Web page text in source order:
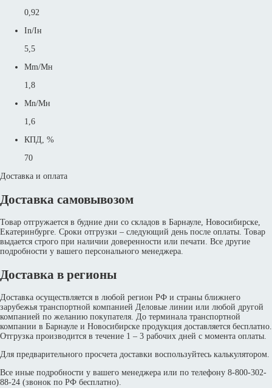
0,92
In/Iн
5,5
Mm/Mн
1,8
Mn/Mн
1,6
КПД, %
70
Доставка и оплата
Доставка самовывозом
Товар отгружается в будние дни со складов в Барнауле, Новосибирске,
Екатеринбурге. Сроки отгрузки – следующий день после оплаты. Товар
выдается строго при наличии доверенности или печати. Все другие
подробности у вашего персонального менеджера.
Доставка в регионы
Доставка осуществляется в любой регион РФ и страны ближнего
зарубежья транспортной компанией Деловые линии или любой другой
компанией по желанию покупателя. До терминала транспортной
компании в Барнауле и Новосибирске продукция доставляется бесплатно.
Отгрузка производится в течение 1 – 3 рабочих дней с момента оплаты.
Для предварительного просчета доставки воспользуйтесь калькулятором.
Все иные подробности у вашего менеджера или по телефону 8-800-302-
88-24 (звонок по РФ бесплатно).